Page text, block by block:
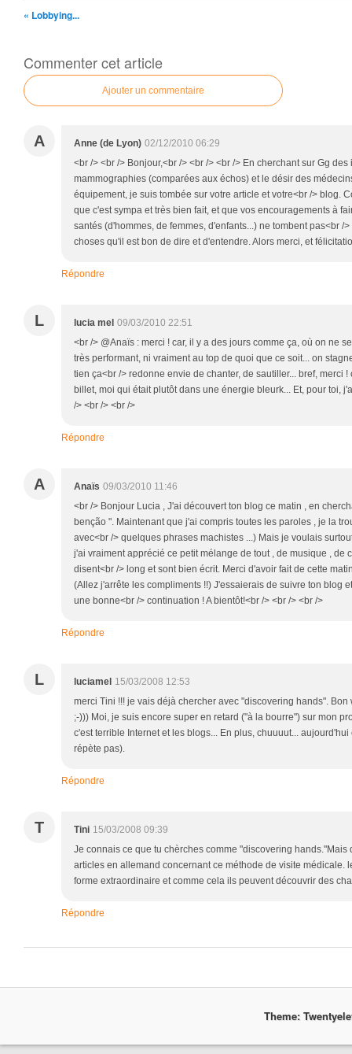
« Lobbying...
Commenter cet article
Ajouter un commentaire
A Anne (de Lyon) 02/12/2010 06:29
<br /> <br /> Bonjour,<br /> <br /> <br /> En cherchant sur Gg
mammographies (comparées aux échos) et le désir des
équipement, je suis tombée sur votre article et votre<br /> blog.
que c'est sympa et très bien fait, et que vos encouragements à
santés (d'hommes, de femmes, d'enfants...) ne tombent pas<br /
choses qu'il est bon de dire et d'entendre. Alors merci, et
Répondre
L lucia mel 09/03/2010 22:51
<br /> @Anaïs : merci ! car, il y a des jours comme ça, où on ne
très performant, ni vraiment au top de quoi que ce soit... on
tien ça<br /> redonne envie de chanter, de sautiller... bref, merci
billet, moi qui était plutôt dans une énergie bleurk... Et, pour toi,
/> <br /> <br />
Répondre
A Anaïs 09/03/2010 11:46
<br /> Bonjour Lucia , J'ai découvert ton blog ce matin , en
benção ". Maintenant que j'ai compris toutes les paroles , je la
avec<br /> quelques phrases machistes ...) Mais je voulais
j'ai vraiment apprécié ce petit mélange de tout , de musique , de
disent<br /> long et sont bien écrit. Merci d'avoir fait de cette
(Allez j'arrête les compliments !!) J'essaierais de suivre ton blog
une bonne<br /> continuation ! A bientôt!<br /> <br /> <br />
Répondre
L luciamel 15/03/2008 12:53
merci Tini !!! je vais déjà chercher avec "discovering hands".
;-))) Moi, je suis encore super en retard ("à la bourre") sur mon
c'est terrible Internet et les blogs... En plus, chuuuut...
répète pas).
Répondre
T Tini 15/03/2008 09:39
Je connais ce que tu chèrches comme "discovering
articles en allemand concernant ce méthode de visite médicale.
forme extraordinaire et comme cela ils peuvent découvrir des
Répondre
Theme: